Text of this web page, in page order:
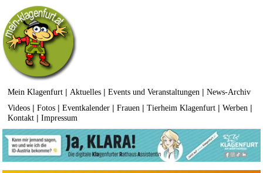
Mein Klagenfurt | Aktuelles |Events und Veranstaltungen |News-Archiv
Videos |Fotos |Eventkalender |Frauen |Tierheim Klagenfurt |Werben |
Kontakt |Impressum